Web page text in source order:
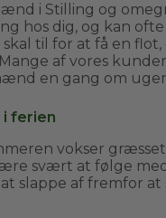
i Stilling og
hos dig, og kan ofte
til for at få en flot,
af vores
en gang om
i ferien
vokser
svært at følge
slappe af fremfor at